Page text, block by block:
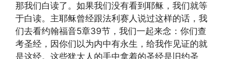
那我们白读了。如果我们没有看到耶稣，我们就等
于白读。主耶稣曾经跟法利赛人说过这样的话，我
们去看约翰福音5章39节，我们一起来念：你们查
考圣经，因你们以为内中有永生，给我作见证的就
是这经。这些犹太人的手中拿着的圣经是旧约圣